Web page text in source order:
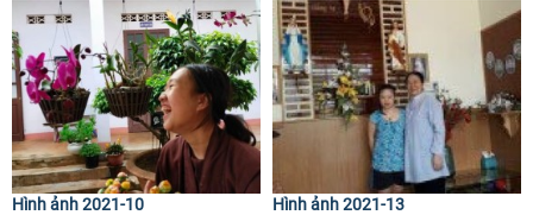
Hình ảnh 2021-10 Hình ảnh 2021-13